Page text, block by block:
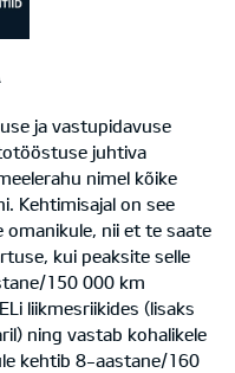
ja vastupidavuse
juhtiva
nimel kõike
Kehtimisajal on see
omanikule, nii et te saate
kui peaksite selle
150 000 km
liikmesriikides (lisaks
ning vastab kohalikele
kehtib 8-aastane/160